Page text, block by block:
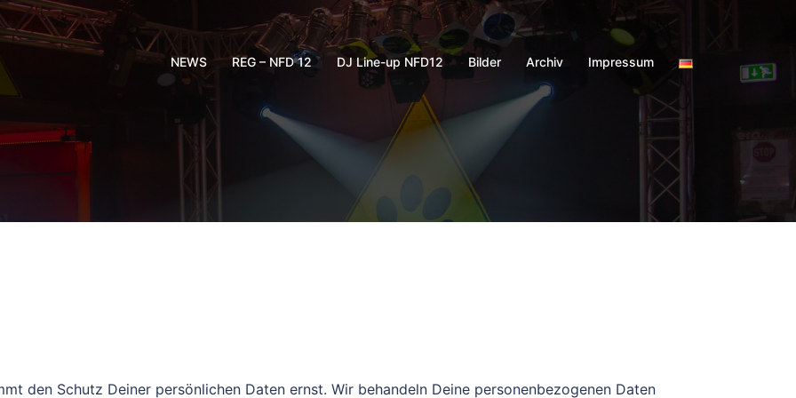
NEWS REG – NFD 12 DJ Line-up NFD12 Bilder Archiv Impressum
den Schutz Deiner persönlichen Daten ernst. Wir behandeln Deine personenbezogenen Daten